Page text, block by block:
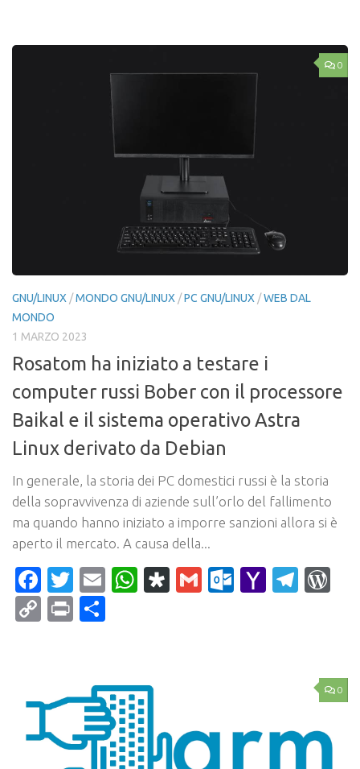
0
GNU/LINUX /MONDO GNU/LINUX /PC GNU/LINUX /WEB DAL
MONDO
1 MARZO 2023
Rosatom ha iniziato a testare i
computer russi Bober con il processore
Baikal e il sistema operativo Astra
Linux derivato da Debian
In generale, la storia dei PC domestici russi è la storia
della sopravvivenza di aziende sull’orlo del fallimento
ma quando hanno iniziato a imporre sanzioni allora si è
aperto il mercato. A causa della...
Facebook
Twitter
EmailWhatsApp
Diaspora
Gmail Yahoo
CopyPrint
0